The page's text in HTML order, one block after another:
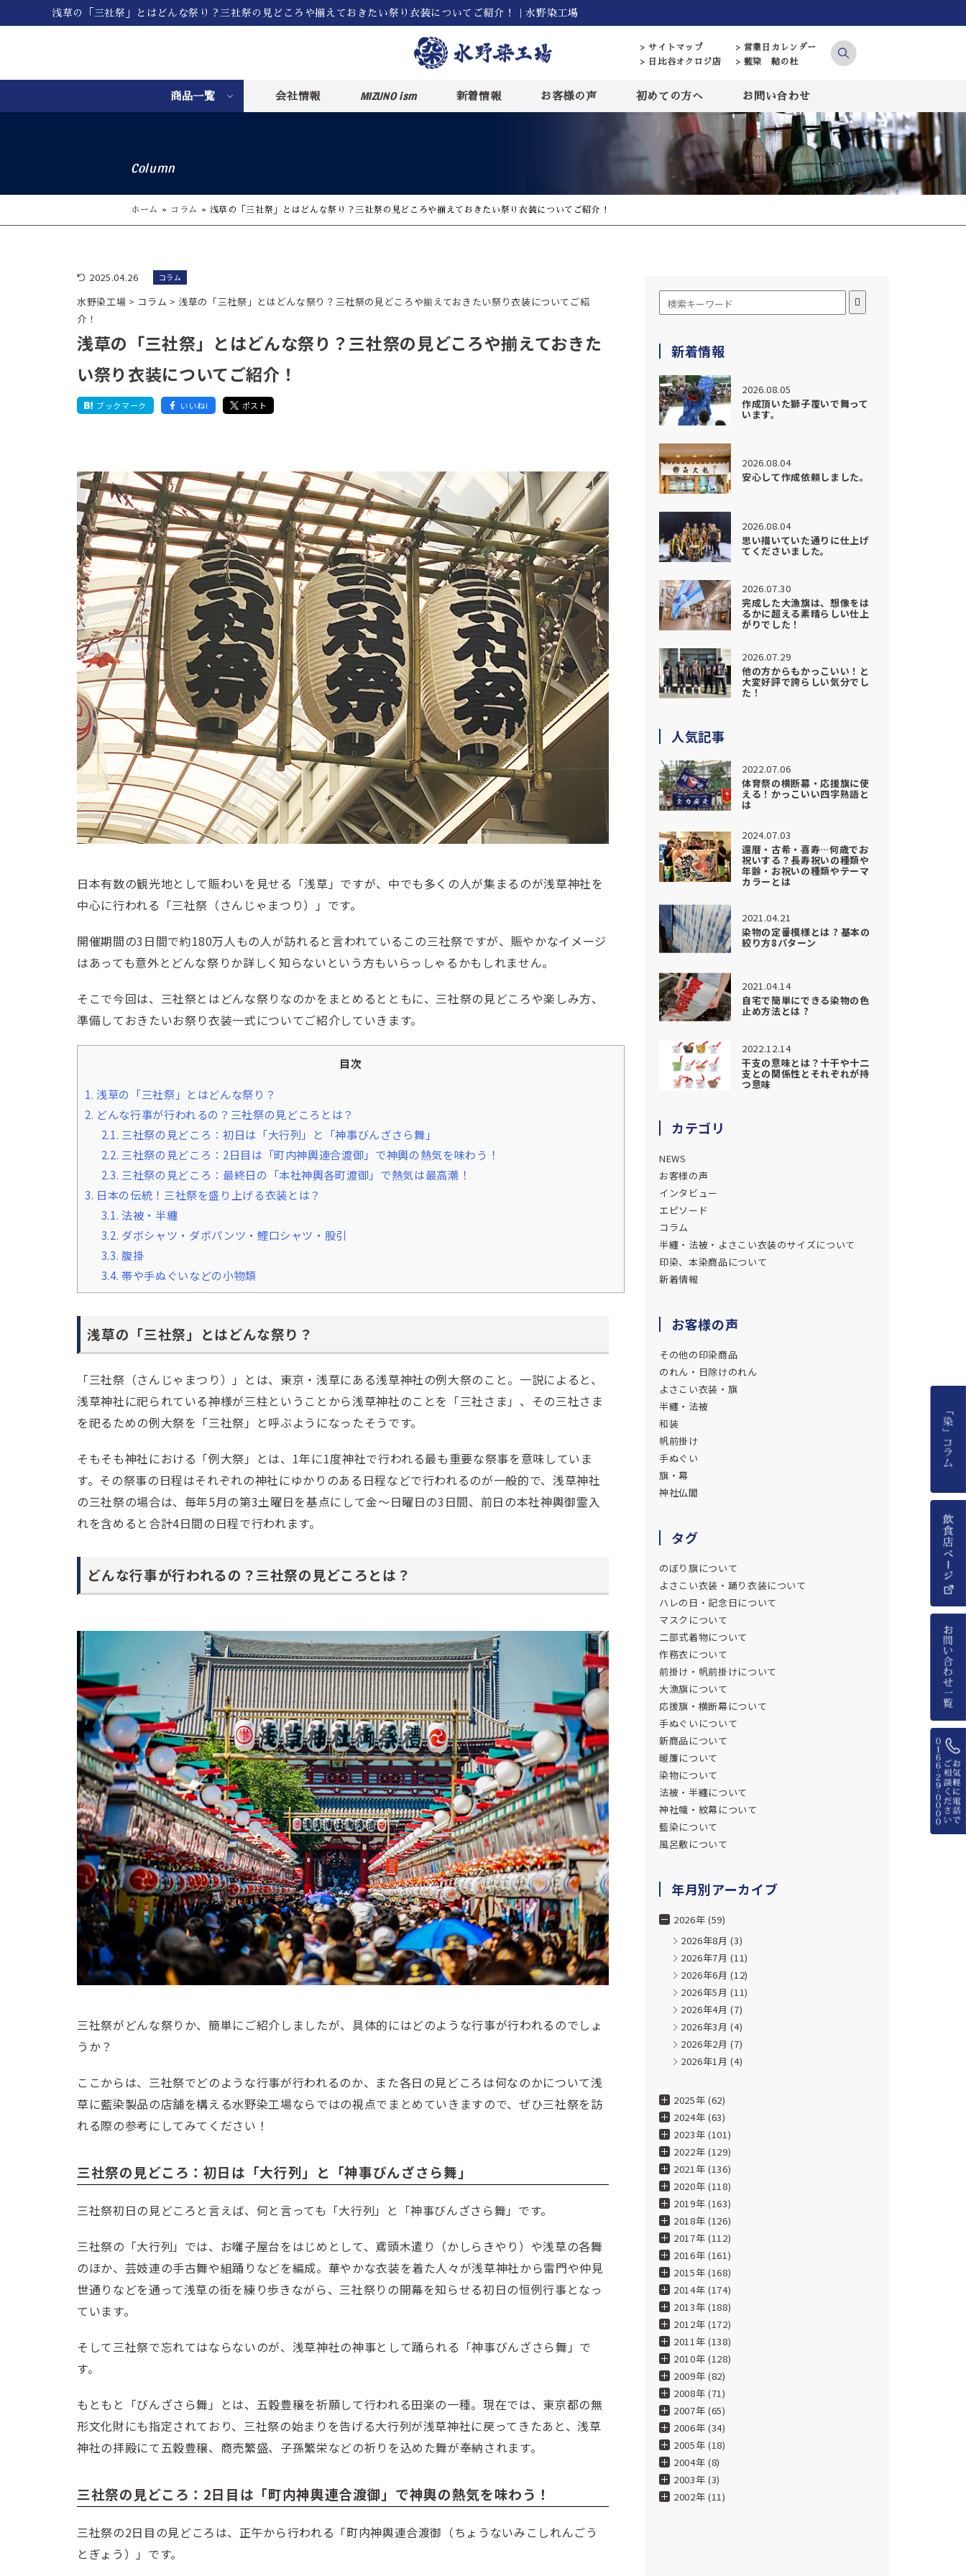
浅草の「三社祭」とはどんな祭り？三社祭の見どころや揃えておきたい祭り衣装についてご紹介！｜水野染工場
> サイトマップ
> 営業日カレンダー
> 日比谷オクロジ店
> 藍染 結の杜
商品一覧 会社情報 MIZUNO ism 新着情報 お客様の声 初めての方へ お問い合わせ
Column
ホーム » コラム » 浅草の「三社祭」とはどんな祭り？三社祭の見どころや揃えておきたい祭り衣装についてご紹介！
2025.04.26 コラム
水野染工場 > コラム > 浅草の「三社祭」とはどんな祭り？三社祭の見どころや揃えておきたい祭り衣装についてご紹
介！
浅草の「三社祭」とはどんな祭り？三社祭の見どころや揃えておきた
い祭り衣装についてご紹介！
ブックマーク いいね! ポスト
日本有数の観光地として賑わいを見せる「浅草」ですが、中でも多くの人が集まるのが浅草神社を
中心に行われる「三社祭（さんじゃまつり）」です。
開催期間の3日間で約180万人もの人が訪れると言われているこの三社祭ですが、賑やかなイメージ
はあっても意外とどんな祭りか詳しく知らないという方もいらっしゃるかもしれません。
そこで今回は、三社祭とはどんな祭りなのかをまとめるとともに、三社祭の見どころや楽しみ方、
準備しておきたいお祭り衣装一式についてご紹介していきます。
目次
1. 浅草の「三社祭」とはどんな祭り？
2. どんな行事が行われるの？三社祭の見どころとは？
2.1. 三社祭の見どころ：初日は「大行列」と「神事びんざさら舞」
2.2. 三社祭の見どころ：2日目は「町内神輿連合渡御」で神輿の熱気を味わう！
2.3. 三社祭の見どころ：最終日の「本社神輿各町渡御」で熱気は最高潮！
3. 日本の伝統！三社祭を盛り上げる衣装とは？
3.1. 法被・半纏
3.2. ダボシャツ・ダボパンツ・鯉口シャツ・股引
3.3. 腹掛
3.4. 帯や手ぬぐいなどの小物類
浅草の「三社祭」とはどんな祭り？
「三社祭（さんじゃまつり）」とは、東京・浅草にある浅草神社の例大祭のこと。一説によると、
浅草神社に祀られている神様が三柱ということから浅草神社のことを「三社さま」、その三社さま
を祀るための例大祭を「三社祭」と呼ぶようになったそうです。
そもそも神社における「例大祭」とは、1年に1度神社で行われる最も重要な祭事を意味していま
す。その祭事の日程はそれぞれの神社にゆかりのある日程などで行われるのが一般的で、浅草神社
の三社祭の場合は、毎年5月の第3土曜日を基点にして金～日曜日の3日間、前日の本社神輿御霊入
れを含めると合計4日間の日程で行われます。
どんな行事が行われるの？三社祭の見どころとは？
三社祭がどんな祭りか、簡単にご紹介しましたが、具体的にはどのような行事が行われるのでしょ
うか？
ここからは、三社祭でどのような行事が行われるのか、また各日の見どころは何なのかについて浅
草に藍染製品の店舗を構える水野染工場ならではの視点でまとめていきますので、ぜひ三社祭を訪
れる際の参考にしてみてください！
三社祭の見どころ：初日は「大行列」と「神事びんざさら舞」
三社祭初日の見どころと言えば、何と言っても「大行列」と「神事びんざさら舞」です。
三社祭の「大行列」では、お囃子屋台をはじめとして、鳶頭木遣り（かしらきやり）や浅草の各舞
のほか、芸妓連の手古舞や組踊りなどを編成。華やかな衣装を着た人々が浅草神社から雷門や仲見
世通りなどを通って浅草の街を練り歩きながら、三社祭りの開幕を知らせる初日の恒例行事となっ
ています。
そして三社祭で忘れてはならないのが、浅草神社の神事として踊られる「神事びんざさら舞」で
す。
もともと「びんざさら舞」とは、五穀豊穣を祈願して行われる田楽の一種。現在では、東京都の無
形文化財にも指定されており、三社祭の始まりを告げる大行列が浅草神社に戻ってきたあと、浅草
神社の拝殿にて五穀豊穣、商売繁盛、子孫繁栄などの祈りを込めた舞が奉納されます。
三社祭の見どころ：2日目は「町内神輿連合渡御」で神輿の熱気を味わう！
三社祭の2日目の見どころは、正午から行われる「町内神輿連合渡御（ちょうないみこしれんごう
とぎょう）」です。
新着情報
2026.08.05
作成頂いた獅子覆いで舞って
います。
2026.08.04
安心して作成依頼しました。
2026.08.04
思い描いていた通りに仕上げ
てくださいました。
2026.07.30
完成した大漁旗は、想像をは
るかに超える素晴らしい仕上
がりでした！
2026.07.29
他の方からもかっこいい！と
大変好評で誇らしい気分でし
た！
人気記事
2022.07.06
体育祭の横断幕・応援旗に使
える！かっこいい四字熟語と
は
2024.07.03
還暦・古希・喜寿…何歳でお
祝いする？長寿祝いの種類や
年齢・お祝いの種類やテーマ
カラーとは
2021.04.21
染物の定番模様とは ? 基本の
絞り方8パターン
2021.04.14
自宅で簡単にできる染物の色
止め方法とは ?
2022.12.14
干支の意味とは？十干や十二
支との関係性とそれぞれが持
つ意味
カテゴリ
NEWS
お客様の声
インタビュー
エピソード
コラム
半纏・法被・よさこい衣装のサイズについて
印染、本染商品について
新着情報
お客様の声
その他の印染商品
のれん・日除けのれん
よさこい衣装・旗
半纏・法被
和装
帆前掛け
手ぬぐい
旗・幕
神社仏閣
タグ
のぼり旗について
よさこい衣装・踊り衣装について
ハレの日・記念日について
マスクについて
二部式着物について
作務衣について
前掛け・帆前掛けについて
大漁旗について
応援旗・横断幕について
手ぬぐいについて
新商品について
暖簾について
染物について
法被・半纏について
神社幟・紋幕について
藍染について
風呂敷について
年月別アーカイブ
2026年 (59)
2026年8月 (3)
2026年7月 (11)
2026年6月 (12)
2026年5月 (11)
2026年4月 (7)
2026年3月 (4)
2026年2月 (7)
2026年1月 (4)
2025年 (62)
2024年 (63)
2023年 (101)
2022年 (129)
2021年 (136)
2020年 (118)
2019年 (163)
2018年 (126)
2017年 (112)
2016年 (161)
2015年 (168)
2014年 (174)
2013年 (188)
2012年 (172)
2011年 (138)
2010年 (128)
2009年 (82)
2008年 (71)
2007年 (65)
2006年 (34)
2005年 (18)
2004年 (8)
2003年 (3)
2002年 (11)